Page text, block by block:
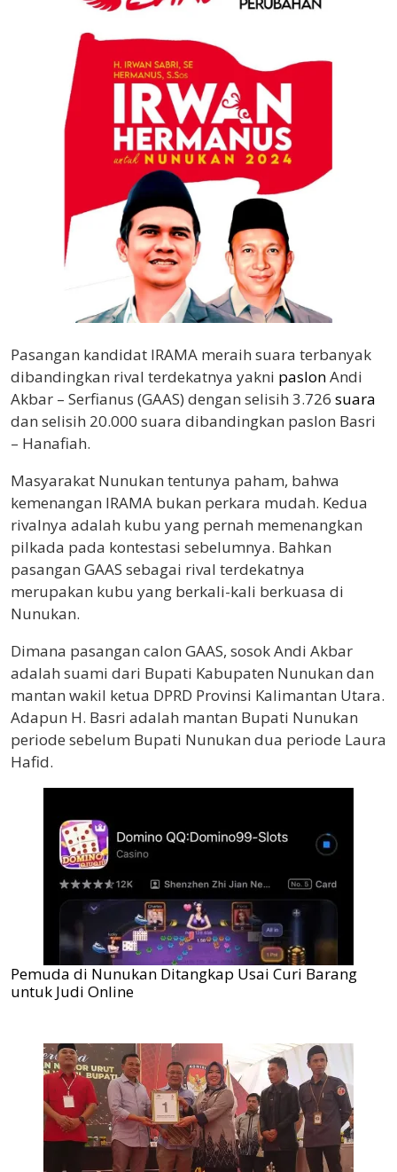
Pasangan kandidat IRAMA meraih suara terbanyak
dibandingkan rival terdekatnya yakni paslonAndi
Akbar – Serfianus (GAAS) dengan selisih 3.726 suara
dan selisih 20.000 suara dibandingkan paslon Basri
– Hanafiah.
Masyarakat Nunukan tentunya paham, bahwa
kemenangan IRAMA bukan perkara mudah. Kedua
rivalnya adalah kubu yang pernah memenangkan
pilkada pada kontestasi sebelumnya. Bahkan
pasangan GAAS sebagai rival terdekatnya
merupakan kubu yang berkali-kali berkuasa di
Nunukan.
Dimana pasangan calon GAAS, sosok Andi Akbar
adalah suami dari Bupati Kabupaten Nunukan dan
mantan wakil ketua DPRD Provinsi Kalimantan Utara.
Adapun H. Basri adalah mantan Bupati Nunukan
periode sebelum Bupati Nunukan dua periode Laura
Hafid.
Pemuda di Nunukan Ditangkap Usai Curi Barang
untuk Judi Online